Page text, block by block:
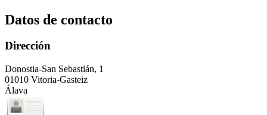
Datos de contacto
Dirección
Donostia-San Sebastián, 1
01010 Vitoria-Gasteiz
Álava